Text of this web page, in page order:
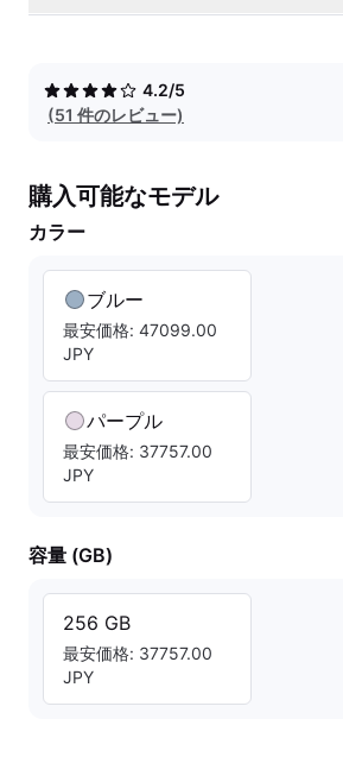
4.2/5
(51 件のレビュー)
購入可能なモデル
カラー
ブルー
最安価格: 47099.00
JPY
パープル
最安価格: 37757.00
JPY
容量 (GB)
256 GB
最安価格: 37757.00
JPY